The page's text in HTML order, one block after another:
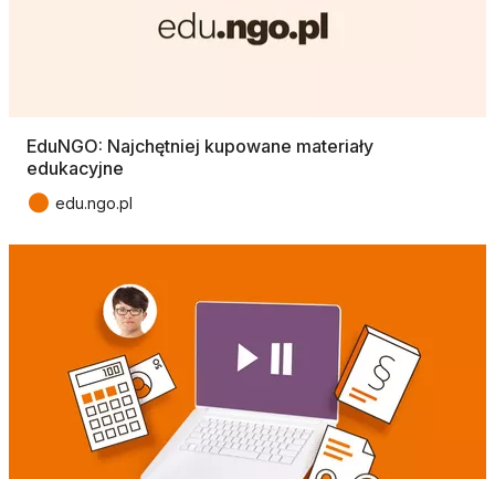
EduNGO: Najchętniej kupowane materiały
edukacyjne
● edu.ngo.pl